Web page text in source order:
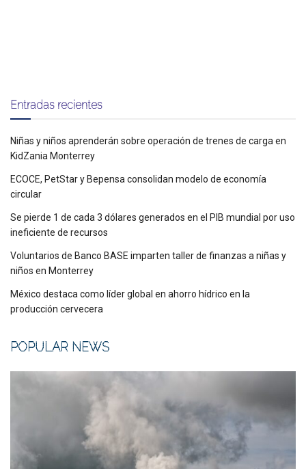
Entradas recientes
Niñas y niños aprenderán sobre operación de trenes de carga en
KidZania Monterrey
ECOCE, PetStar y Bepensa consolidan modelo de economía
circular
Se pierde 1 de cada 3 dólares generados en el PIB mundial por uso
ineficiente de recursos
Voluntarios de Banco BASE imparten taller de finanzas a niñas y
niños en Monterrey
México destaca como líder global en ahorro hídrico en la
producción cervecera
POPULAR NEWS